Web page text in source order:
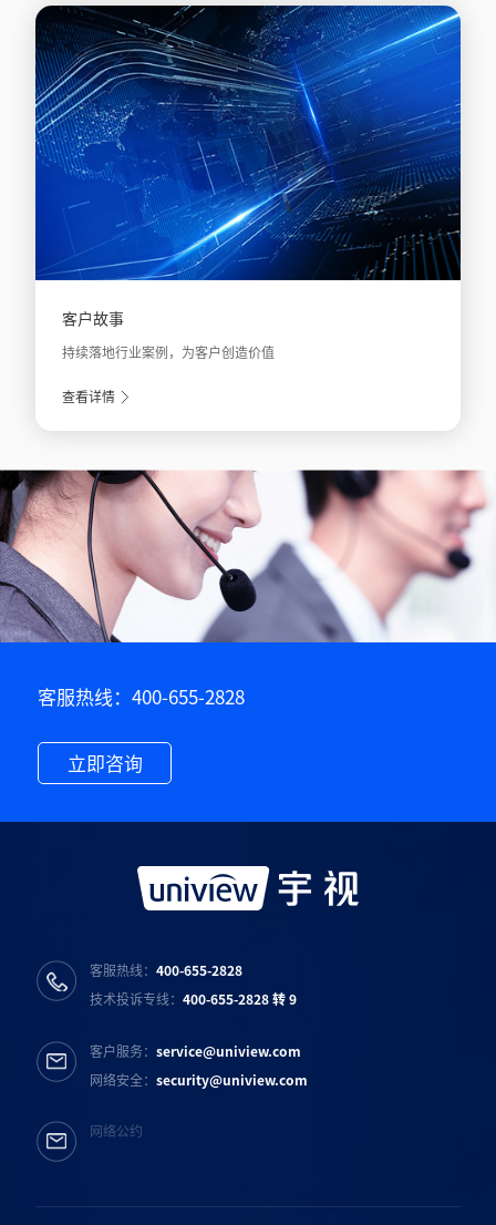
客户故事
持续落地行业案例，为客户创造价值
查看详情
客服热线：400-655-2828
立即咨询
客服热线：400-655-2828
技术投诉专线：400-655-2828 转 9
客户服务：service@uniview.com
网络安全：security@uniview.com
网络公约